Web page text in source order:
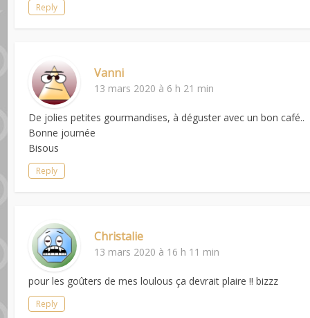
Reply
Vanni
13 mars 2020 à 6 h 21 min
De jolies petites gourmandises, à déguster avec un bon café..
Bonne journée
Bisous
Reply
Christalie
13 mars 2020 à 16 h 11 min
pour les goûters de mes loulous ça devrait plaire !! bizzz
Reply